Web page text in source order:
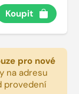
Koupit
pro nové
na adresu
provedení